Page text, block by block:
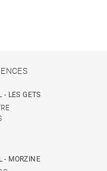
- LES GETS
- MORZINE